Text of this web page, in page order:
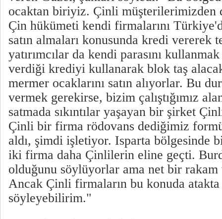
ocaktan biriyiz. Çinli müşterilerimizden
Çin hükümeti kendi firmalarını
satın almaları konusunda kredi vererek
yatırımcılar da kendi parasını
verdiği krediyi kullanarak blok taş
mermer ocaklarını satın alıyorlar. Bu
vermek gerekirse, bizim çalıştığımız
satmada sıkıntılar yaşayan bir şirket
Çinli bir firma rödovans dediğimiz
aldı, şimdi işletiyor. Isparta bölgesinde
iki firma daha Çinlilerin eline geçti.
olduğunu söylüyorlar ama net bir
Ancak Çinli firmaların bu konuda
söyleyebilirim."